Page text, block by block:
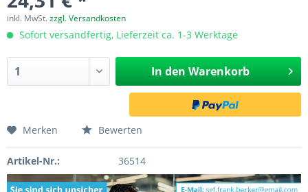
inkl. MwSt.zzgl. Versandkosten
Sofort versandfertig, Lieferzeit ca. 1-3 Werktage
In den Warenkorb
Merken Bewerten
Artikel-Nr.: 36514